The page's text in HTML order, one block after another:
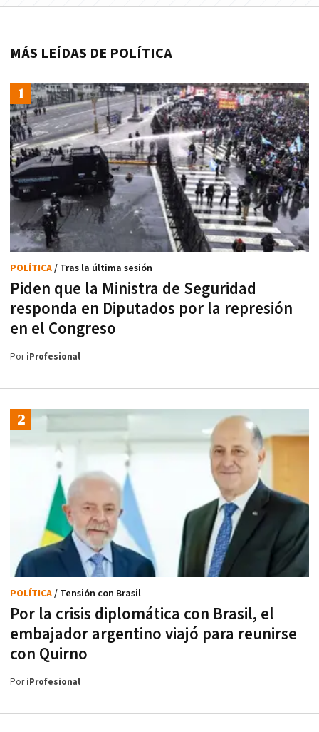
MÁS LEÍDAS DE POLÍTICA
Piden que la Ministra de Seguridad
responda en Diputados por la represión
en el Congreso
POLÍTICA/ Tras la última sesión
PoriProfesional
Por la crisis diplomática con Brasil, el
embajador argentino viajó para reunirse
con Quirno
POLÍTICA/ Tensión con Brasil
PoriProfesional